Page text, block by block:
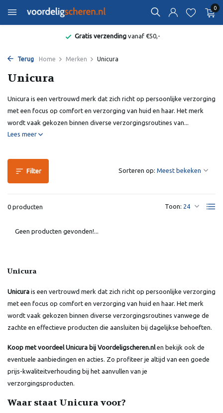
0
Gratis verzendingvanaf €50,-
Terug Home Merken Unicura
Unicura
Unicura is een vertrouwd merk dat zich richt op persoonlijke verzorging
met een focus op comfort en verzorging van huid en haar. Het merk
wordt vaak gekozen binnen diverse verzorgingsroutines van...
Lees meer
Filter
0 producten Toon:
Sorteren op:
Geen producten gevonden!...
Unicura
Unicura is een vertrouwd merk dat zich richt op persoonlijke verzorging
met een focus op comfort en verzorging van huid en haar. Het merk
wordt vaak gekozen binnen diverse verzorgingsroutines vanwege de
zachte en effectieve producten die aansluiten bij dagelijkse behoeften.
Koop met voordeel Unicura bij Voordeligscheren.nlen bekijk ook de
eventuele aanbiedingen en acties. Zo profiteer je altijd van een goede
prijs-kwaliteitverhouding bij het aanvullen van je
verzorgingsproducten.
Waar staat Unicura voor?